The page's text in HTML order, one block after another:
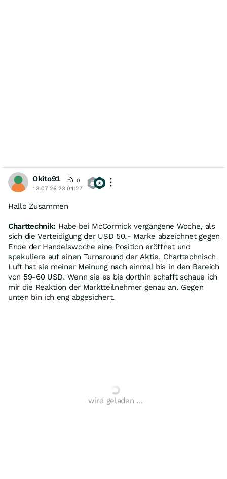
Okito91
0
13.07.26 23:04:27
Hallo Zusammen
Charttechnik: Habe bei McCormick vergangene Woche, als
sich die Verteidigung der USD 50.- Marke abzeichnet gegen
Ende der Handelswoche eine Position eröffnet und
spekuliere auf einen Turnaround der Aktie. Charttechnisch
Luft hat sie meiner Meinung nach einmal bis in den Bereich
von 59-60 USD. Wenn sie es bis dorthin schafft schaue ich
mir die Reaktion der Marktteilnehmer genau an. Gegen
unten bin ich eng abgesichert.
wird geladen …